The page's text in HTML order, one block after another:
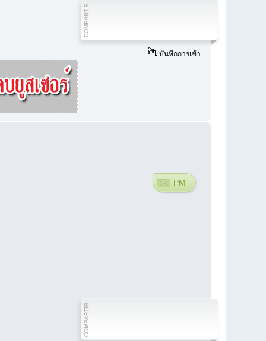
บันทึกการเข้า
PM